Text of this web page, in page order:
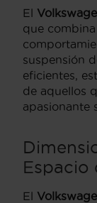
El
que
suspensión
eficientes,
de aquellos
apasionante
Espacio
El